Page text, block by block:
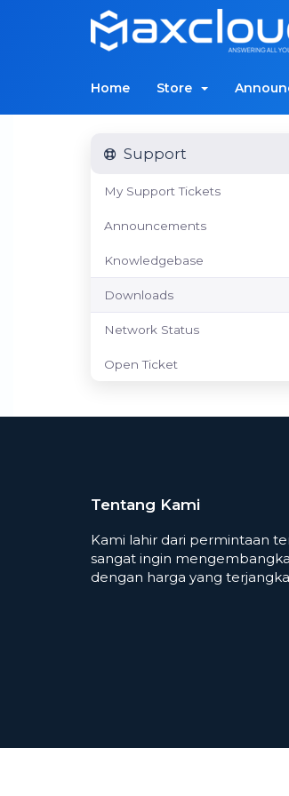
Home Store
Support
My Support Tickets
Announcements
Knowledgebase
Downloads
Network Status
Open Ticket
Tentang Kami
Kami lahir dari permintaan
sangat ingin
dengan harga yang